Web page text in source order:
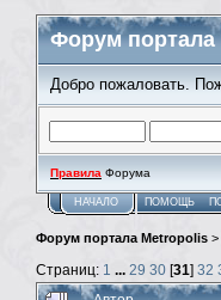
Форум портала
Добро пожаловать.
Правила Форума
НАЧАЛО ПОМОЩЬ
Форум портала Metropolis >
Страниц: 1 ... 29 30 [31] 32